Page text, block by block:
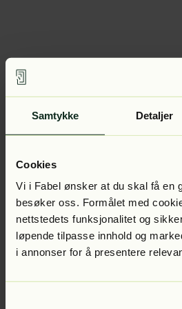
Samtykke Detaljer
Cookies
Vi i Fabel ønsker at du skal få en
besøker oss. Formålet med
nettstedets funksjonalitet og
løpende tilpasse innhold og
i annonser for å presentere